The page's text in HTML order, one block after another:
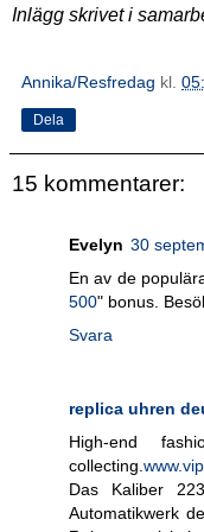
Inlägg skrivet i
Annika/Resfredag kl.
Dela
15 kommentarer:
Evelyn 30
En av de
500" bonus.
Svara
replica uhren
High-end
collecting.
Das Kaliber
Automatikwerk